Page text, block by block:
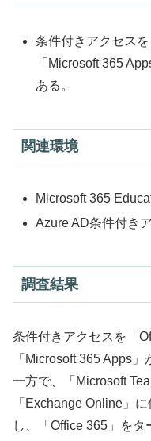
条件付きアクセス
「Microsoft 365
ある。
関連環境
Microsoft 365
Azure AD条件付き
調査結果
条件付きアクセスを「
「Microsoft 365 Apps
一方で、「Microsoft
「Exchange Online」
し、「Office 365」を